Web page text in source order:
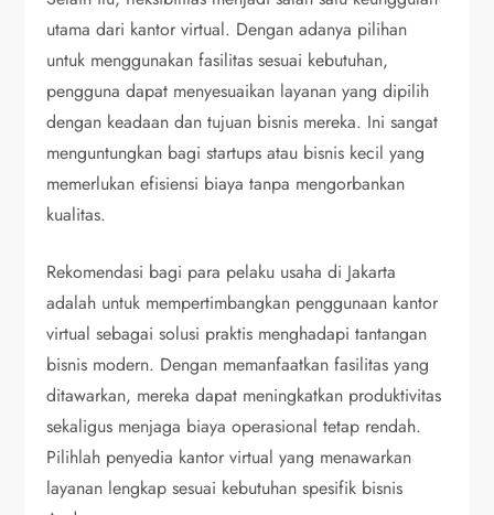
utama dari kantor virtual. Dengan adanya pilihan
untuk menggunakan fasilitas sesuai kebutuhan,
pengguna dapat menyesuaikan layanan yang dipilih
dengan keadaan dan tujuan bisnis mereka. Ini sangat
menguntungkan bagi startups atau bisnis kecil yang
memerlukan efisiensi biaya tanpa mengorbankan
kualitas.
Rekomendasi bagi para pelaku usaha di Jakarta
adalah untuk mempertimbangkan penggunaan kantor
virtual sebagai solusi praktis menghadapi tantangan
bisnis modern. Dengan memanfaatkan fasilitas yang
ditawarkan, mereka dapat meningkatkan produktivitas
sekaligus menjaga biaya operasional tetap rendah.
Pilihlah penyedia kantor virtual yang menawarkan
layanan lengkap sesuai kebutuhan spesifik bisnis